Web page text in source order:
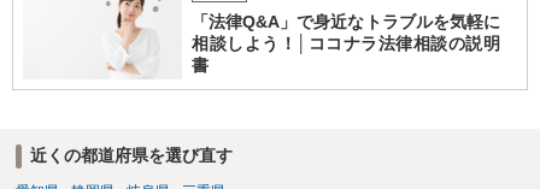
「法律Q&A」で身近なトラブルを気軽に
相談しよう！│ココナラ法律相談の説明
書
近くの都道府県を選び直す